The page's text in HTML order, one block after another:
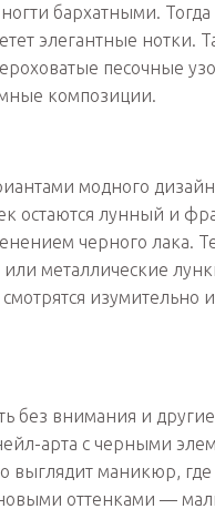
бархатными.
элегантные нотки.
песочные
композиции.
модного
остаются лунный и
черного лака.
металлические
изумительно
без внимания и другие
арта с черными
выглядит маникюр,
оттенками —